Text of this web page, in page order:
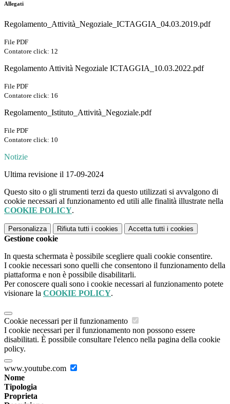
Allegati
Regolamento_Attività_Negoziale_ICTAGGIA_04.03.2019.pdf
File PDF
Contatore click: 12
Regolamento Attività Negoziale ICTAGGIA_10.03.2022.pdf
File PDF
Contatore click: 16
Regolamento_Istituto_Attività_Negoziale.pdf
File PDF
Contatore click: 10
Notizie
Ultima revisione il 17-09-2024
Questo sito o gli strumenti terzi da questo utilizzati si avvalgono di
cookie necessari al funzionamento ed utili alle finalità illustrate nella
COOKIE POLICY.
Personalizza Rifiuta tutti i cookies Accetta tutti i cookies
Gestione cookie
In questa schermata è possibile scegliere quali cookie consentire.
I cookie necessari sono quelli che consentono il funzionamento della
piattaforma e non è possibile disabilitarli.
Per conoscere quali sono i cookie necessari al funzionamento potete
visionare la COOKIE POLICY.
Cookie necessari per il funzionamento
I cookie necessari per il funzionamento non possono essere
disabilitati. È possibile consultare l'elenco nella pagina della cookie
policy.
www.youtube.com
Nome
Tipologia
Proprieta